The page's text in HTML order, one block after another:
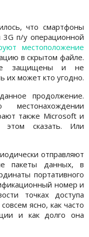
что смартфоны
п/у операционной
местоположение
в скрытом файле.
защищены и не
их может кто угодно.
продолжение.
также Microsoft и
этом сказать. Или
отправляют
пакеты данных, в
портативного
номер и
точках доступа
ясно, как часто
и как долго она